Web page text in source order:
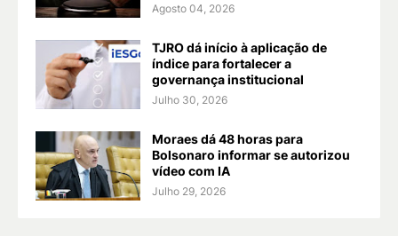
Agosto 04, 2026
TJRO dá início à aplicação de
índice para fortalecer a
governança institucional
Julho 30, 2026
Moraes dá 48 horas para
Bolsonaro informar se autorizou
vídeo com IA
Julho 29, 2026